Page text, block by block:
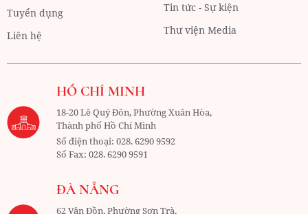
Tuyển dụng
Liên hệ
Tin tức - Sự kiện
Thư viện Media
HỒ CHÍ MINH
18-20 Lê Quý Đôn, Phường Xuân Hòa,
Thành phố Hồ Chí Minh
Số điện thoại:028. 6290 9592
Số Fax:028. 6290 9591
ĐÀ NẴNG
62 Vân Đồn, Phường Sơn Trà,